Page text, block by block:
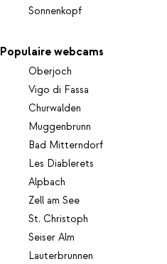
Sonnenkopf
Populaire webcams
Oberjoch
Vigo di Fassa
Churwalden
Muggenbrunn
Bad Mitterndorf
Les Diablerets
Alpbach
Zell am See
St. Christoph
Seiser Alm
Lauterbrunnen